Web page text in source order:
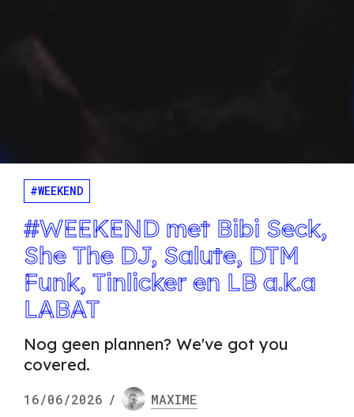
#WEEKEND
#WEEKEND met Bibi Seck,
She The DJ, Salute, DTM
Funk, Tinlicker en LB a.k.a
LABAT
Nog geen plannen? We've got you
covered.
16/06/2026 / MAXIME